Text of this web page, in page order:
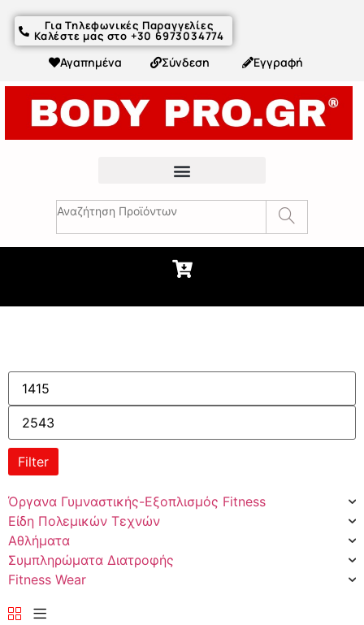
Για Τηλεφωνικές Παραγγελίες
Καλέστε μας στο +30 6973034774
Αγαπημένα Σύνδεση Εγγραφή
Filter
Όργανα Γυμναστικής-Εξοπλισμός Fitness
Είδη Πολεμικών Τεχνών
Αθλήματα
Συμπληρώματα Διατροφής
Fitness Wear